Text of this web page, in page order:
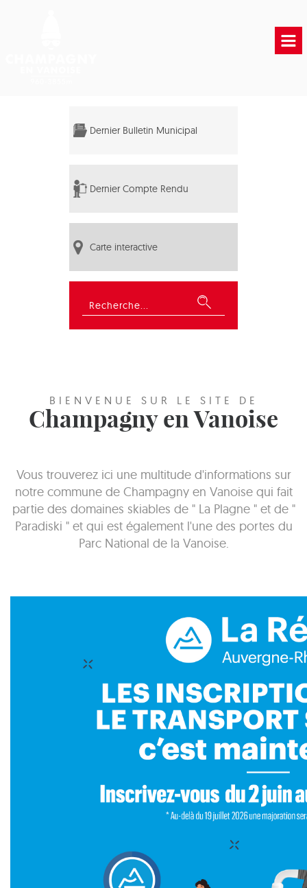
Dernier Bulletin Municipal
Dernier Compte Rendu
Carte interactive
Rechercher
BIENVENUE SUR LE SITE DE
Champagny en Vanoise
Vous trouverez ici une multitude d'informations sur
notre commune de Champagny en Vanoise qui fait
partie des domaines skiables de " La Plagne " et de "
Paradiski " et qui est également l'une des portes du
Parc National de la Vanoise.